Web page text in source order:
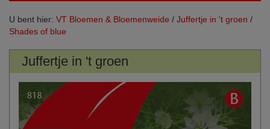
U bent hier: VT Bloemen & Bloemenweide / Juffertje in 't groen /
Shades of blue
Juffertje in 't groen